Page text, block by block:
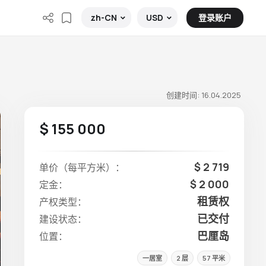
zh-CN USD 登录账户
创建时间: 16.04.2025
$ 155 000
单价（每平方米）： $ 2 719
定金： $ 2 000
产权类型： 租赁权
建设状态： 已交付
位置： 巴厘岛
一居室 2 层 57 平米